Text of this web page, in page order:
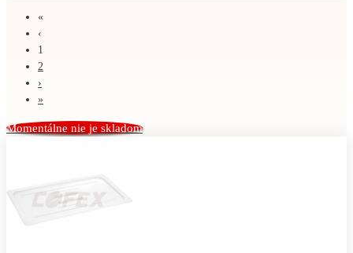
«
‹
1
2
›
»
Momentálne nie je skladom